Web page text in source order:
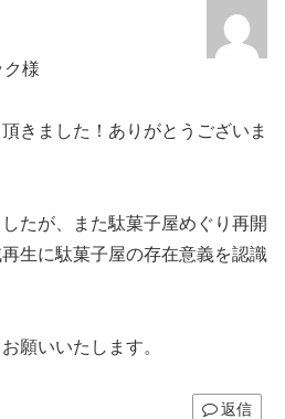
ク様
きました！ありがとうございま
たが、また駄菓子屋めぐり再開
生に駄菓子屋の存在意義を認識
願いいたします。
返信